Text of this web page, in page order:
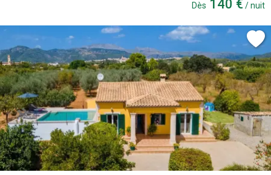
Dès 140 € / nuit